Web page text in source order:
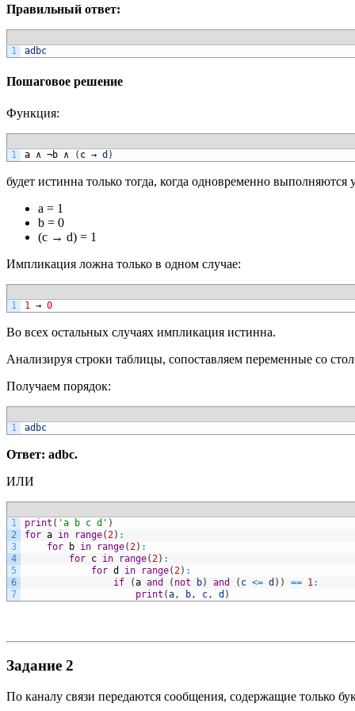
Правильный ответ:
1
adbc
Пошаговое решение
Функция:
1
a ∧ ¬b ∧ ( c → d )
будет истинна только тогда, когда одновременно выполняются
a = 1
b = 0
(c → d) = 1
Импликация ложна только в одном случае:
1
1 → 0
Во всех остальных случаях импликация истинна.
Анализируя строки таблицы, сопоставляем переменные со
Получаем порядок:
1
adbc
Ответ: adbc.
ИЛИ
1
2
3
4
5
6
7
print ( 'a b c d' )
for a in range( 2) :
for
b in range( 2) :
for c in range( 2) :
for d in range( 2) :
if
(a and ( not b) and ( c <= d ) ) == 1 :
print (a , b , c , d )
Задание 2
По каналу связи передаются сообщения, содержащие только